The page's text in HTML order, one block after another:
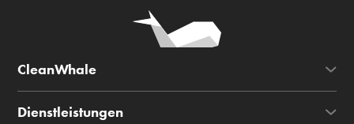
CleanWhale
Dienstleistungen